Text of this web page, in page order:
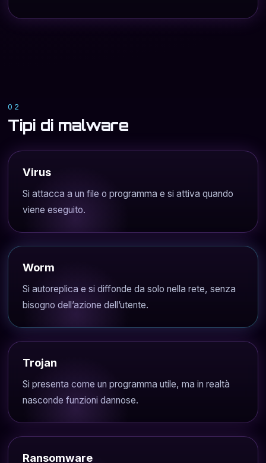
02
Tipi di malware
Virus
Si attacca a un file o programma e si attiva quando
viene eseguito.
Worm
Si autoreplica e si diffonde da solo nella rete, senza
bisogno dell’azione dell’utente.
Trojan
Si presenta come un programma utile, ma in realtà
nasconde funzioni dannose.
Ransomware